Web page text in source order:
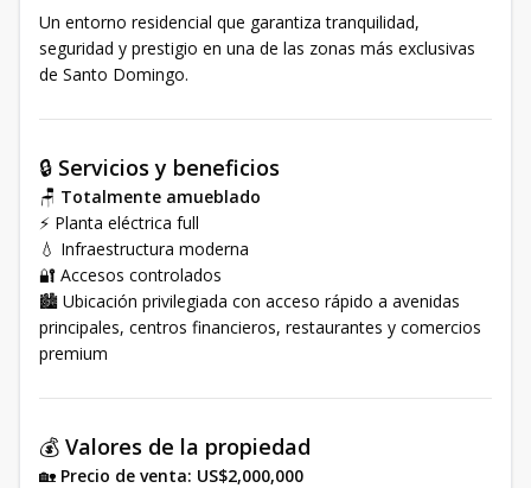
Un entorno residencial que garantiza tranquilidad,
seguridad y prestigio en una de las zonas más exclusivas
de Santo Domingo.
🔒 Servicios y beneficios
🪑 Totalmente amueblado
⚡ Planta eléctrica full
💧 Infraestructura moderna
🔐 Accesos controlados
🏙️ Ubicación privilegiada con acceso rápido a avenidas
principales, centros financieros, restaurantes y comercios
premium
💰 Valores de la propiedad
🏡 Precio de venta: US$2,000,000